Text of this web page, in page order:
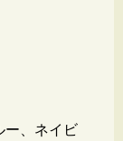
ー、ネイビ